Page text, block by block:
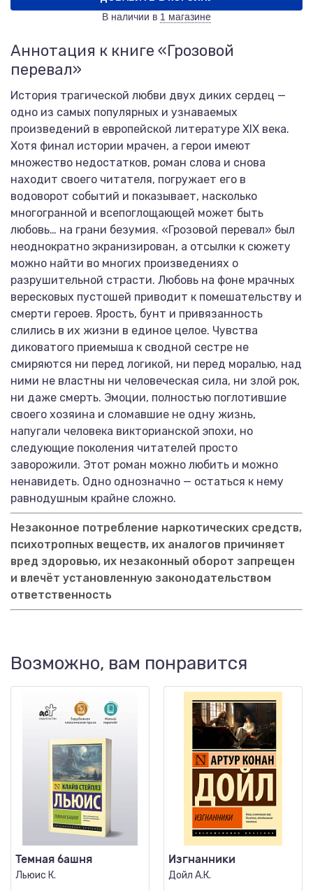
В наличии в 1 магазине
Аннотация к книге «Грозовой
перевал»
История трагической любви двух диких сердец —
одно из самых популярных и узнаваемых
произведений в европейской литературе XIX века.
Хотя финал истории мрачен, а герои имеют
множество недостатков, роман слова и снова
находит своего читателя, погружает его в
водоворот событий и показывает, насколько
многогранной и всепоглощающей может быть
любовь… на грани безумия. «Грозовой перевал» был
неоднократно экранизирован, а отсылки к сюжету
можно найти во многих произведениях о
разрушительной страсти. Любовь на фоне мрачных
вересковых пустошей приводит к помешательству и
смерти героев. Ярость, бунт и привязанность
слились в их жизни в единое целое. Чувства
диковатого приемыша к сводной сестре не
смиряются ни перед логикой, ни перед моралью, над
ними не властны ни человеческая сила, ни злой рок,
ни даже смерть. Эмоции, полностью поглотившие
своего хозяина и сломавшие не одну жизнь,
напугали человека викторианской эпохи, но
следующие поколения читателей просто
заворожили. Этот роман можно любить и можно
ненавидеть. Одно однозначно — остаться к нему
равнодушным крайне сложно.
Незаконное потребление наркотических средств,
психотропных веществ, их аналогов причиняет
вред здоровью, их незаконный оборот запрещен
и влечёт установленную законодательством
ответственность
Возможно, вам понравится
Темная башня
Льюис К.
Изгнанники
Дойл А.К.